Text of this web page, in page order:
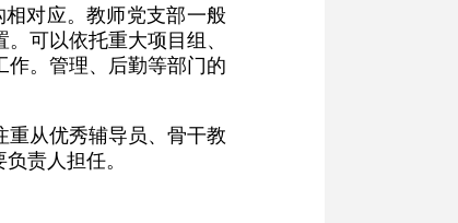
对应。教师党支部一般
可以依托重大项目组、
。管理、后勤等部门的
从优秀辅导员、骨干教
责人担任。